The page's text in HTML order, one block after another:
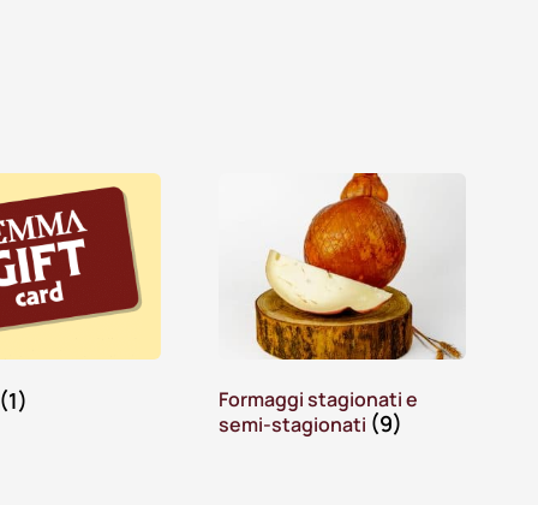
(1)
Formaggi stagionati e
semi-stagionati (9)